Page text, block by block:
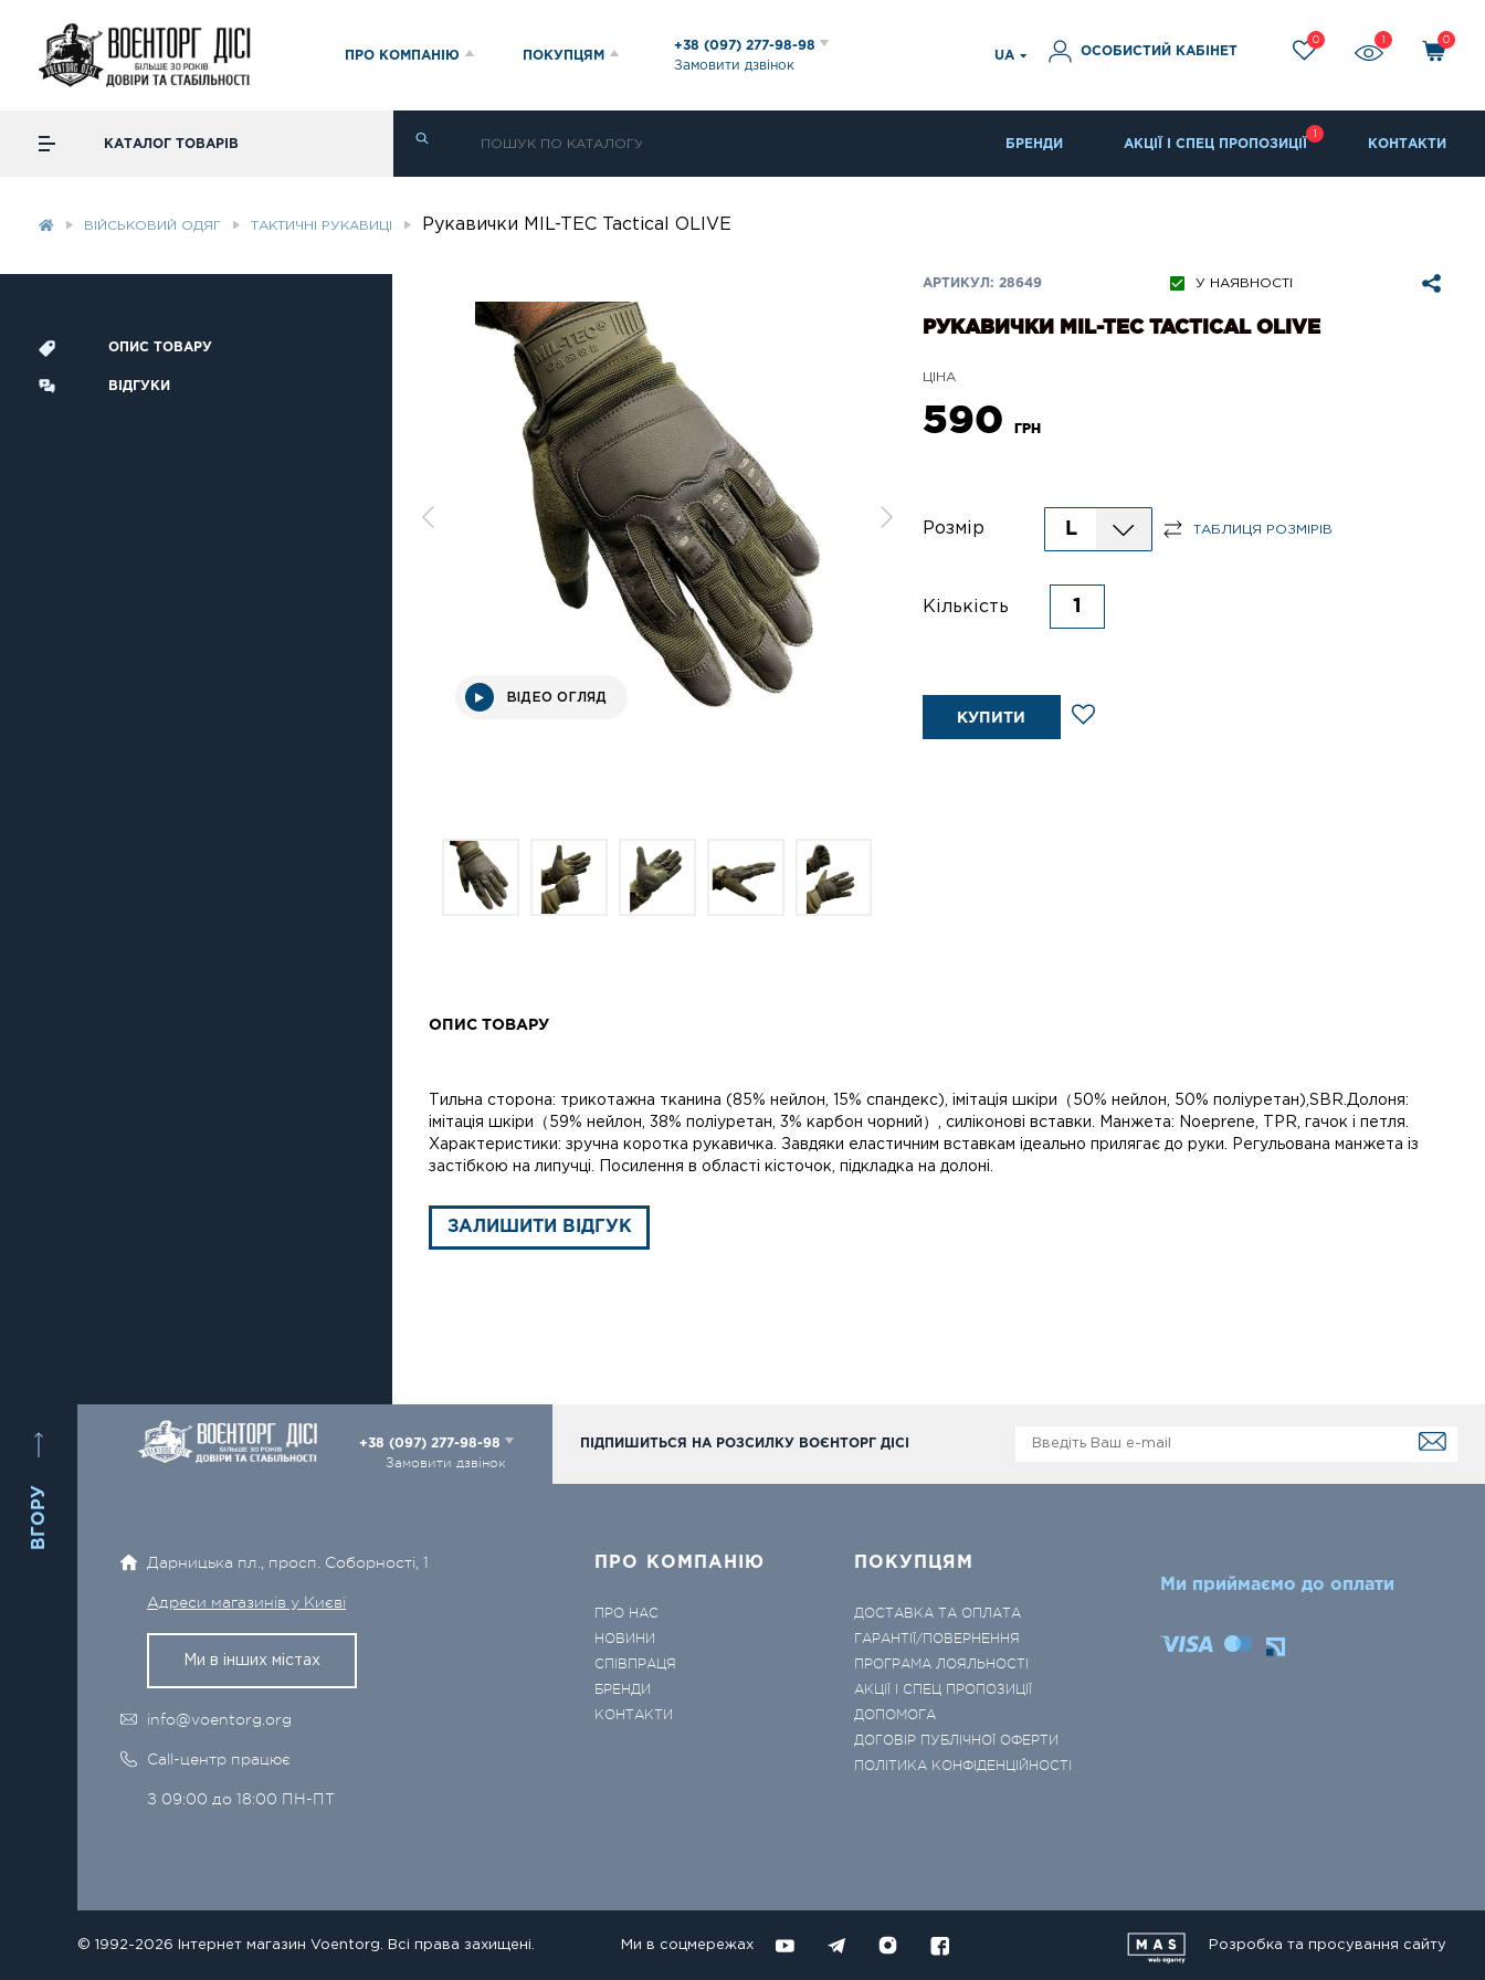
ПРО КОМПАНІЮ ПОКУПЦЯМ
+38 (097) 277-98-98
Замовити дзвінок
UA ОСОБИСТИЙ КАБІНЕТ
0 0
КАТАЛОГ ТОВАРІВ БРЕНДИ АКЦІЇ І СПЕЦ ПРОПОЗИЦІЇ КОНТАКТИ
ВІЙСЬКОВИЙ ОДЯГ ТАКТИЧНІ РУКАВИЦІ Рукавички MIL-TEC Tactical OLIVE
ОПИС ТОВАРУ
ВІДГУКИ
ВІДЕО ОГЛЯД
АРТИКУЛ: 28649 У НАЯВНОСТІ
РУКАВИЧКИ MIL-TEC TACTICAL OLIVE
ЦІНА
590 ГРН
Розмір L ТАБЛИЦЯ РОЗМІРІВ
Кількість
КУПИТИ
ОПИС ТОВАРУ
Тильна сторона: трикотажна тканина (85% нейлон, 15% спандекс), імітація шкіри（50% нейлон, 50% поліуретан),SBR.Долоня:
імітація шкіри（59% нейлон, 38% поліуретан, 3% карбон чорний）, силіконові вставки. Манжета: Noeprene, TPR, гачок і петля.
Характеристики: зручна коротка рукавичка. Завдяки еластичним вставкам ідеально прилягає до руки. Регульована манжета із
застібкою на липучці. Посилення в області кісточок, підкладка на долоні.
ЗАЛИШИТИ ВІДГУК
ВГОРУ
+38 (097) 277-98-98
Замовити дзвінок
ПІДПИШИТЬСЯ НА РОЗСИЛКУ ВОЄНТОРГ ДІСІ
Дарницька пл., просп. Соборності, 1
Адреси магазинів у Києві
Ми в інших містах
info@voentorg.org
Call-центр працює
З 09:00 до 18:00 ПН-ПТ
ПРО КОМПАНІЮ
ПРО НАС
НОВИНИ
СПІВПРАЦЯ
БРЕНДИ
КОНТАКТИ
ПОКУПЦЯМ
ДОСТАВКА ТА ОПЛАТА
ГАРАНТІЇ/ПОВЕРНЕННЯ
ПРОГРАМА ЛОЯЛЬНОСТІ
АКЦІЇ І СПЕЦ ПРОПОЗИЦІЇ
ДОПОМОГА
ДОГОВІР ПУБЛІЧНОЇ ОФЕРТИ
ПОЛІТИКА КОНФІДЕНЦІЙНОСТІ
Ми приймаємо до оплати
© 1992-2026 Інтернет магазин Voentorg. Всі права захищені. Ми в соцмережах Розробка та просування сайту